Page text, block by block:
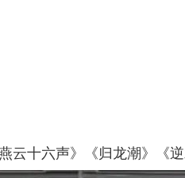
云十六声》《归龙潮》《